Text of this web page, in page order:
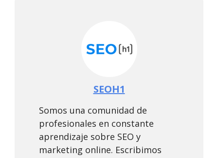
SEOH1
Somos una comunidad de
profesionales en constante
aprendizaje sobre SEO y
marketing online. Escribimos